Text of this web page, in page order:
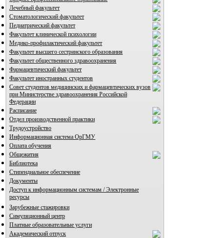
ВИА "Полигон"
Лечебный факультет
Стоматологический факультет
Педиатрический факультет
Факультет клинической психологии
Медико-профилактический факультет
Факультет высшего сестринского образования
Факультет общественного здравоохранения
Фармацевтический факультет
Факультет иностранных студентов
Совет студентов медицинских и фармацевтических вузов
при Министерстве здравоохранения Российской
Федерации
Расписание
Отдел производственной практики
Трудоустройство
Информационная система ОрГМУ
Оплата обучения
Общежития
Библиотека
Стипендиальное обеспечение
Документы
Доступ к информационным системам / Электронные
ресурсы
Зарубежные стажировки
Симуляционный центр
Платные образовательные услуги
Академический отпуск